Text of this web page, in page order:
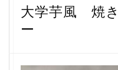
大学芋風 焼
ー